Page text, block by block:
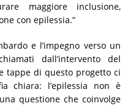
maggiore inclusione,
con epilessia.”
e l’impegno verso un
dall’intervento del
tappe di questo progetto ci
chiara: l’epilessia non è
questione che coinvolge